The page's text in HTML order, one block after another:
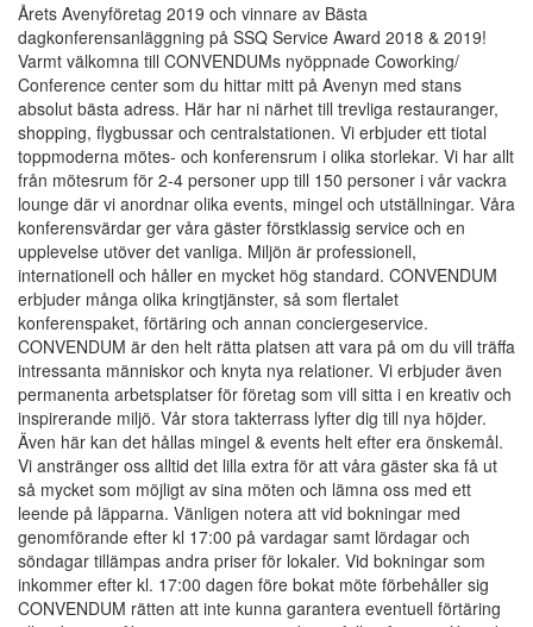
Årets Avenyföretag 2019 och vinnare av Bästa
dagkonferensanläggning på SSQ Service Award 2018 & 2019!
Varmt välkomna till CONVENDUMs nyöppnade Coworking/
Conference center som du hittar mitt på Avenyn med stans
absolut bästa adress. Här har ni närhet till trevliga restauranger,
shopping, flygbussar och centralstationen. Vi erbjuder ett tiotal
toppmoderna mötes- och konferensrum i olika storlekar. Vi har allt
från mötesrum för 2-4 personer upp till 150 personer i vår vackra
lounge där vi anordnar olika events, mingel och utställningar. Våra
konferensvärdar ger våra gäster förstklassig service och en
upplevelse utöver det vanliga. Miljön är professionell,
internationell och håller en mycket hög standard. CONVENDUM
erbjuder många olika kringtjänster, så som flertalet
konferenspaket, förtäring och annan conciergeservice.
CONVENDUM är den helt rätta platsen att vara på om du vill träffa
intressanta människor och knyta nya relationer. Vi erbjuder även
permanenta arbetsplatser för företag som vill sitta i en kreativ och
inspirerande miljö. Vår stora takterrass lyfter dig till nya höjder.
Även här kan det hållas mingel & events helt efter era önskemål.
Vi anstränger oss alltid det lilla extra för att våra gäster ska få ut
så mycket som möjligt av sina möten och lämna oss med ett
leende på läpparna. Vänligen notera att vid bokningar med
genomförande efter kl 17:00 på vardagar samt lördagar och
söndagar tillämpas andra priser för lokaler. Vid bokningar som
inkommer efter kl. 17:00 dagen före bokat möte förbehåller sig
CONVENDUM rätten att inte kunna garantera eventuell förtäring